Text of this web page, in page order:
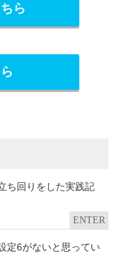
ら
ち回りをした実践記
ENTER
定6がないと思ってい